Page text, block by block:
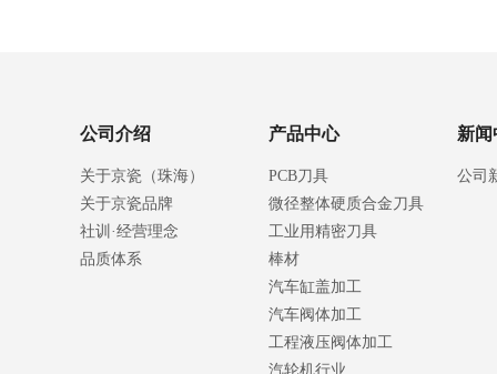
公司介绍
关于京瓷（珠海）
关于京瓷品牌
社训·经营理念
品质体系
产品中心
PCB刀具
微径整体硬质合金刀具
工业用精密刀具
棒材
汽车缸盖加工
汽车阀体加工
工程液压阀体加工
汽轮机行业
新闻
公司